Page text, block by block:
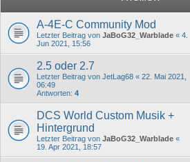
A-4E-C Community Mod
Letzter Beitrag von JaBoG32_Warblade « 4.
Jun 2021, 15:56
2.5 oder 2.7
Letzter Beitrag von JetLag68 « 22. Mai 2021,
06:49
Antworten: 4
DCS World Custom Musik +
Hintergrund
Letzter Beitrag von JaBoG32_Warblade «
19. Apr 2021, 18:57